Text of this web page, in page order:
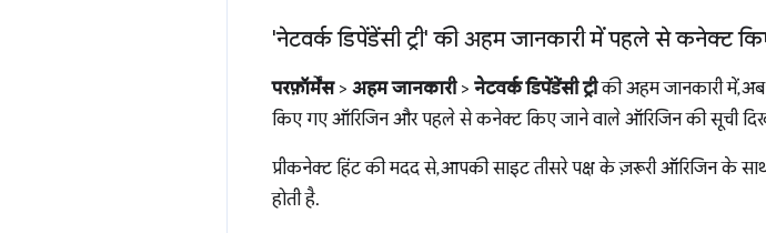
'नेटवर्क डिपेंडेंसी ट्री' की अहम जानकारी में पहले से कनेक्ट
परफ़ॉर्मेंस> अहम जानकारी> नेटवर्क डिपेंडेंसी ट्रीकी अहम जानकारी में,
किए गए ऑरिजिन और पहले से कनेक्ट किए जाने वाले ऑरिजिन की सूची
प्रीकनेक्ट हिंट की मदद से, आपकी साइट तीसरे पक्ष के ज़रूरी ऑरिजिन के
होती है.